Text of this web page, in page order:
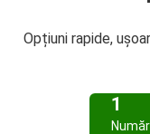
Opțiuni rapide,
1